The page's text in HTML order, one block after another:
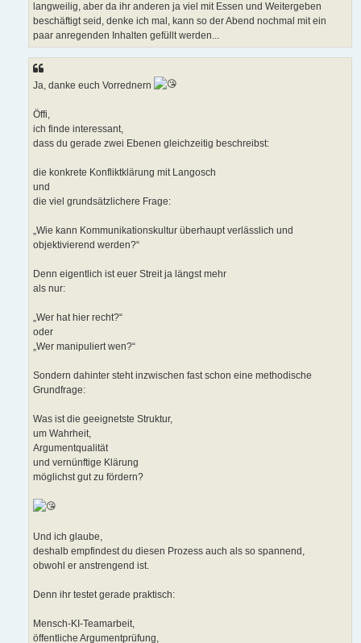
langweilig, aber da ihr anderen ja viel mit Essen und Weitergeben
beschäftigt seid, denke ich mal, kann so der Abend nochmal mit ein
paar anregenden Inhalten gefüllt werden...
Ja, danke euch Vorrednern
Öffi,
ich finde interessant,
dass du gerade zwei Ebenen gleichzeitig beschreibst:
die konkrete Konfliktklärung mit Langosch
und
die viel grundsätzlichere Frage:
„Wie kann Kommunikationskultur überhaupt verlässlich und
objektivierend werden?“
Denn eigentlich ist euer Streit ja längst mehr
als nur:
„Wer hat hier recht?“
oder
„Wer manipuliert wen?“
Sondern dahinter steht inzwischen fast schon eine methodische
Grundfrage:
Was ist die geeignetste Struktur,
um Wahrheit,
Argumentqualität
und vernünftige Klärung
möglichst gut zu fördern?
Und ich glaube,
deshalb empfindest du diesen Prozess auch als so spannend,
obwohl er anstrengend ist.
Denn ihr testet gerade praktisch:
Mensch-KI-Teamarbeit,
öffentliche Argumentprüfung,